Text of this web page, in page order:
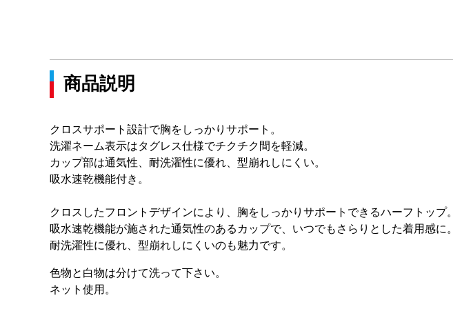
商品説明
クロスサポート設計で胸をしっかりサポート。
洗濯ネーム表示はタグレス仕様でチクチク間を軽減。
カップ部は通気性、耐洗濯性に優れ、型崩れしにくい。
吸水速乾機能付き。
クロスしたフロントデザインにより、胸をしっかりサポートできるハーフトップ。
吸水速乾機能が施された通気性のあるカップで、いつでもさらりとした着用感に。
耐洗濯性に優れ、型崩れしにくいのも魅力です。
色物と白物は分けて洗って下さい。
ネット使用。